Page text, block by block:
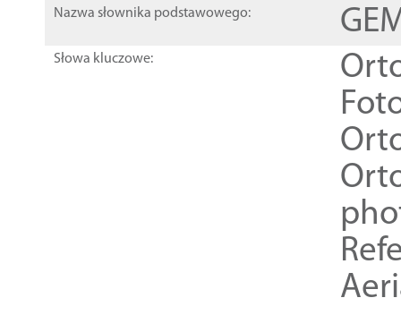
Nazwa słownika podstawowego:
Słowa kluczowe: